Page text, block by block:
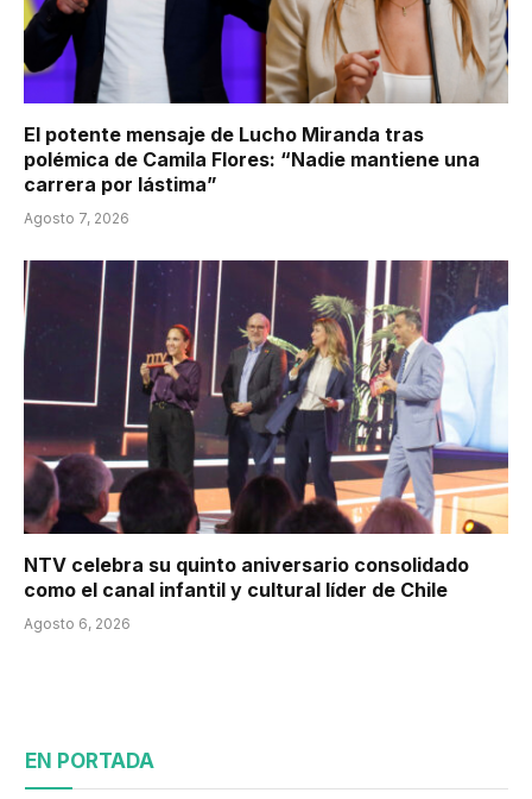
El potente mensaje de Lucho Miranda tras
polémica de Camila Flores: “Nadie mantiene una
carrera por lástima”
Agosto 7, 2026
NTV celebra su quinto aniversario consolidado
como el canal infantil y cultural líder de Chile
Agosto 6, 2026
EN PORTADA